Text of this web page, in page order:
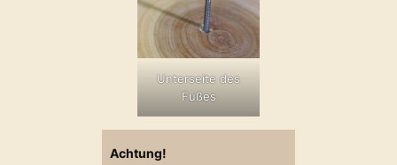
Unterseite des
Fußes
Achtung!